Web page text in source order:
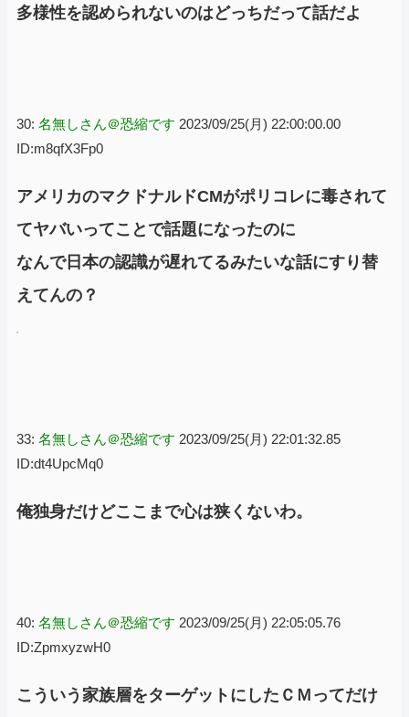
多様性を認められないのはどっちだって話だよ
30: 名無しさん＠恐縮です 2023/09/25(月) 22:00:00.00
ID:m8qfX3Fp0
アメリカのマクドナルドCMがポリコレに毒されて
てヤバいってことで話題になったのに
なんで日本の認識が遅れてるみたいな話にすり替
えてんの？
33: 名無しさん＠恐縮です 2023/09/25(月) 22:01:32.85
ID:dt4UpcMq0
俺独身だけどここまで心は狭くないわ。
40: 名無しさん＠恐縮です 2023/09/25(月) 22:05:05.76
ID:ZpmxyzwH0
こういう家族層をターゲットにしたＣＭってだけ